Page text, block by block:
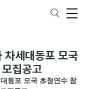
세대동포 모국
집공고
동포 모국 초청연수 참